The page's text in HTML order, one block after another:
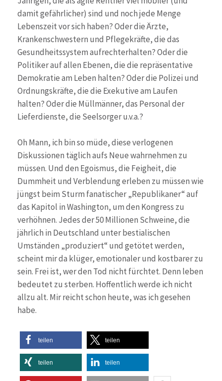
damit gefährlicher) sind und noch jede Menge
Lebenszeit vor sich haben? Oder die Ärzte,
Krankenschwestern und Pflegekräfte, die das
Gesundheitssystem aufrechterhalten? Oder die
Politiker auf allen Ebenen, die die repräsentative
Demokratie am Leben halten? Oder die Polizei und
Ordnungskräfte, die die Exekutive am Laufen
halten? Oder die Müllmänner, das Personal der
Lieferdienste, die Seelsorger u.v.a.?
Oh Mann, ich bin so müde, diese verlogenen
Diskussionen täglich aufs Neue wahrnehmen zu
müssen. Und den Egoismus, die Feigheit, die
Dummheit und Verblendung erleben zu müssen wie
jüngst beim Sturm fanatischer „Republikaner“ auf
das Kapitol in Washington, um den Kongress zu
verhöhnen. Jedes der 50 Millionen Schweine, die
jährlich in Deutschland unter bestialischen
Umständen „produziert“ und getötet werden,
scheint mir da klüger, emotionaler und kostbarer zu
sein. Frei ist, wer den Tod nicht fürchtet. Denn leben
bedeutet zu sterben. Hoffentlich werde ich nicht
allzu alt. Mir reicht schon heute, was ich gesehen
habe.
teilen teilen
teilen teilen